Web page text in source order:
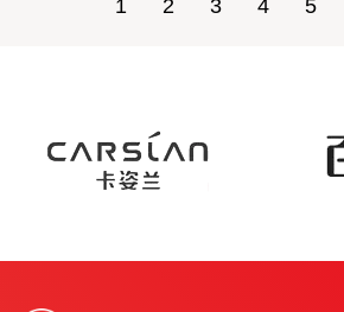
1 2 3 4 5